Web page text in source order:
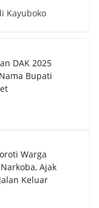
Kayuboko
DAK 2025
Bupati
Warga
Ajak
Keluar